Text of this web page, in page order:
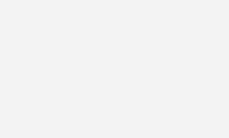
neben den schon vorhandenen
eigene Wirbel. Ein Ziel der
DLR ist deswegen, ein Modell zu entwickeln,
auf die Anlagen in der zweiten oder dritten
gibt es noch einiges an
auf die Frage, wie sich der Wind an